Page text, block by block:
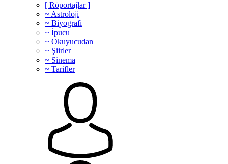
[ Röportajlar ]
~ Astroloji
~ Biyografi
~ İpucu
~ Okuyucudan
~ Şiirler
~ Sinema
~ Tarifler